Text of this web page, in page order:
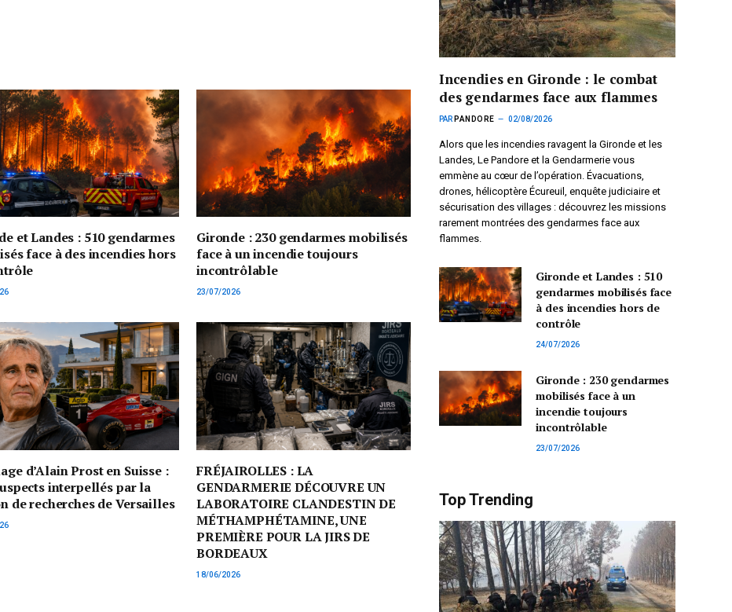
et Landes : 510 gendarmes
face à des incendies hors
Gironde : 230 gendarmes mobilisés
face à un incendie toujours
incontrôlable
23/07/2026
d’Alain Prost en Suisse :
interpellés par la
de recherches de Versailles
FRÉJAIROLLES : LA
GENDARMERIE DÉCOUVRE UN
LABORATOIRE CLANDESTIN DE
MÉTHAMPHÉTAMINE, UNE
PREMIÈRE POUR LA JIRS DE
BORDEAUX
18/06/2026
Incendies en Gironde : le combat
des gendarmes face aux flammes
PAR PANDORE 02/08/2026
Alors que les incendies ravagent la Gironde et les
Landes, Le Pandore et la Gendarmerie vous
emmène au cœur de l’opération. Évacuations,
drones, hélicoptère Écureuil, enquête judiciaire et
sécurisation des villages : découvrez les missions
rarement montrées des gendarmes face aux
flammes.
Gironde et Landes : 510
gendarmes mobilisés face
à des incendies hors de
contrôle
24/07/2026
Gironde : 230 gendarmes
mobilisés face à un
incendie toujours
incontrôlable
23/07/2026
Top Trending